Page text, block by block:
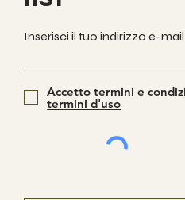
Inserisci il tuo indirizzo e-mail
Accetto termini e
termini d'uso